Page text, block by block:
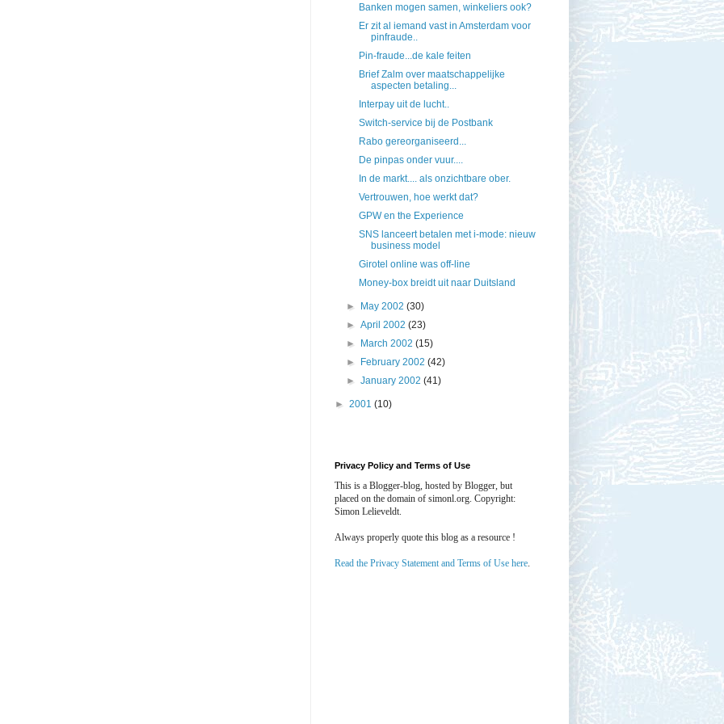
Banken mogen samen, winkeliers ook?
Er zit al iemand vast in Amsterdam voor
pinfraude..
Pin-fraude...de kale feiten
Brief Zalm over maatschappelijke
aspecten betaling...
Interpay uit de lucht..
Switch-service bij de Postbank
Rabo gereorganiseerd...
De pinpas onder vuur....
In de markt.... als onzichtbare ober.
Vertrouwen, hoe werkt dat?
GPW en the Experience
SNS lanceert betalen met i-mode: nieuw
business model
Girotel online was off-line
Money-box breidt uit naar Duitsland
► May 2002(30)
►April 2002(23)
►
March 2002(15)
►
February 2002(42)
►January 2002(41)
► 2001 (10)
Privacy Policy and Terms of Use
This is a Blogger-blog, hosted by Blogger, but
placed on the domain of simonl.org. Copyright:
Simon Lelieveldt.
Always properly quote this blog as a resource !
Read the Privacy Statement and Terms of Use here.